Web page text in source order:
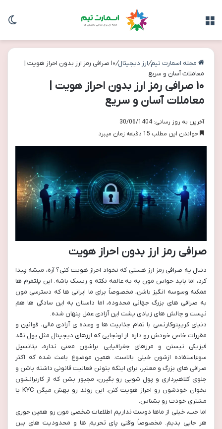
مجله اسمارت تیم/ارز دیجیتال/
۱۰ صرافی رمز ارز بدون احراز هویت |
معاملات آسان و سریع
۱۰ صرافی رمز ارز بدون احراز هویت |
معاملات آسان و سریع
آخرین به روز رسانی: 30/06/1404
خواندن این مطلب 15 دقیقه زمان میبرد
صرافی رمز ارز بدون احراز هویت
دنبال یه صرافی رمز ارز هستی که نخواد احراز هویت کنی؟ آره، میشه پیدا
کرد، اما باید حواس مون به یه عالمه نکته و ریسک باشه. این پلتفرم ها
ممکنه وسوسه انگیز باشن، مخصوصاً برای ما ایرانی ها که دسترسی مون
به صرافی های بزرگ جهانی محدوده، اما داستان به این سادگی ها هم
نیست و چالش های زیادی پشت این آزادی عمل پنهان شده.
دنیای کریپتوکارنسی با تمام جذابیت ها و وعده ی آزادی مالی، قوانین و
مقررات خاص خودش رو داره. از اونجایی که ارزهای دیجیتال مثل پول نقد
فیزیکی نیستن و مرزهای جغرافیایی براشون معنی نداره، پتانسیل
سوءاستفاده ازشون خیلی بالاست. همین موضوع باعث شده که اکثر
صرافی های بزرگ و معتبر، برای اینکه بتونن فعالیت قانونی داشته باشن و
جلوی کلاهبرداری و پول شویی رو بگیرن، مجبور بشن که از کاربرانشون
بخوان خودشون رو احراز هویت کنن. این روند رو بهش میگن KYC یا
مشتری خودت رو بشناس.
اما خب، خیلی از ماها دوست نداریم اطلاعات شخصی مون رو همین جوری
هر جایی بدیم. مخصوصاً وقتی پای تحریم ها و محدودیت های بین